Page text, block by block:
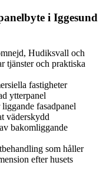
i Iggesund
Hudiksvall och
tjänster och praktiska
fastigheter
ytterpanel
fasadpanel
väderskydd
bakomliggande
som håller
efter husets